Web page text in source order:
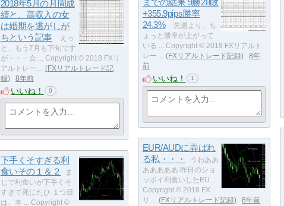
までの結果 9勝28敗
+355.9pips勝率
24.3%
先週より、ち
ょっと勝率が上がって
いる ... Copyright © 2018 FXリアルト
レー…
FXリアルトレード記録
8年
前
いいね！ 1
2018年5月の月間成
績と、高収入の女
は婚期を逃がしが
ちという記事
えっ
と、もう7月も下旬です
が・・・会 ... Copyright © 2018 FXリ
アルトレー…
FXリアルトレード記
録
8年前
いいね！ 0
EUR/AUDに弄ばれ
る私・・・
うわああ
あああああ 昨日のショ
ッボイ利食いしたEU ...
Copyright © 2018 FX
リ…
FXリアルトレード記録 8年前
下手くそすぎる利
食いその１＆２
ま
じで利食いが下手くそ
すぎて死にたひ １つ目
は、本 ... Copyright ©